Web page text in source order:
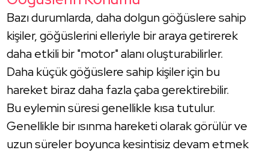
Bazı durumlarda, daha dolgun göğüslere sahip
kişiler, göğüslerini elleriyle bir araya getirerek
daha etkili bir "motor" alanı oluşturabilirler.
Daha küçük göğüslere sahip kişiler için bu
hareket biraz daha fazla çaba gerektirebilir.
Bu eylemin süresi genellikle kısa tutulur.
Genellikle bir ısınma hareketi olarak görülür ve
uzun süreler boyunca kesintisiz devam etmek